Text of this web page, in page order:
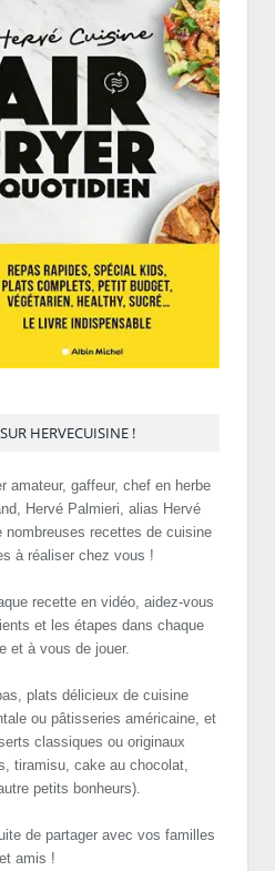
HERVECUISINE !
amateur, gaffeur, chef en herbe
Hervé Palmieri, alias Hervé
nombreuses recettes de cuisine
à réaliser chez vous !
recette en vidéo, aidez-vous
et les étapes dans chaque
et à vous de jouer.
plats délicieux de cuisine
ou pâtisseries américaine, et
classiques ou originaux
tiramisu, cake au chocolat,
petits bonheurs).
de partager avec vos familles
et amis !